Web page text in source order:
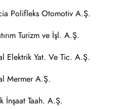
Polifleks Otomotiv A.Ş.
Turizm ve İşl. A.Ş.
Elektrik Yat. Ve Tic. A.Ş.
Mermer A.Ş.
İnşaat Taah. A.Ş.